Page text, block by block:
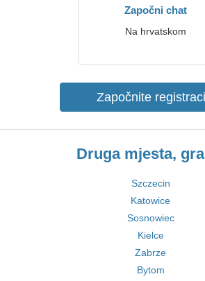
Započni chat
Na hrvatskom
Započnite
Druga mjesta,
Szczecin
Katowice
Sosnowiec
Kielce
Zabrze
Bytom